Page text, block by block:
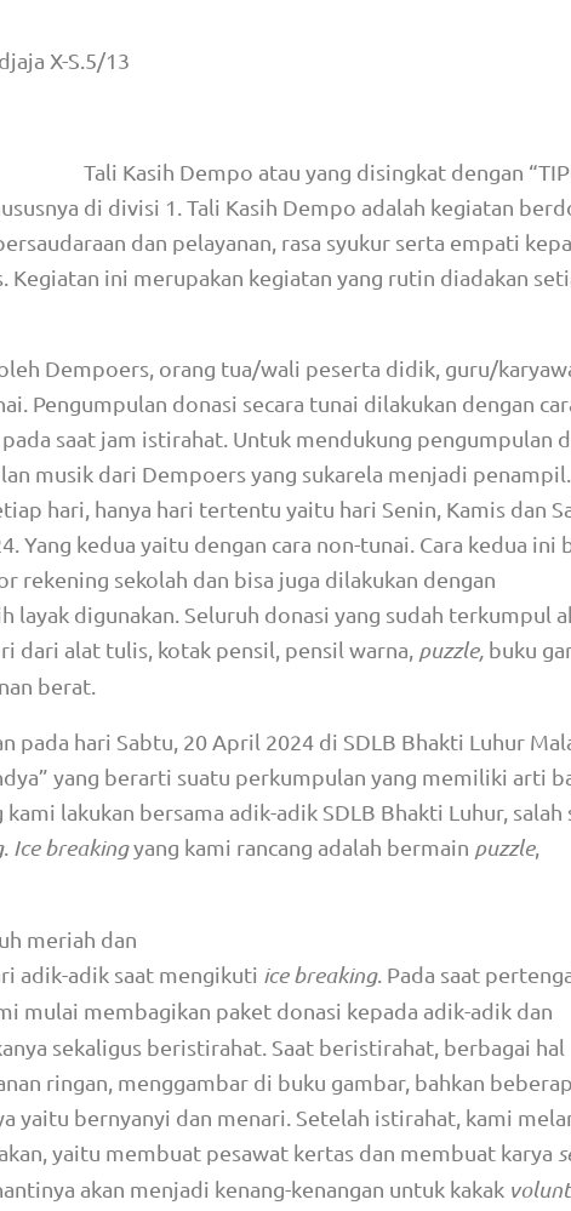
X-S.5/13
Tali Kasih Dempo atau yang disingkat dengan
di divisi 1. Tali Kasih Dempo adalah kegiatan
dan pelayanan, rasa syukur serta empati
Kegiatan ini merupakan kegiatan yang rutin diadakan
Dempoers, orang tua/wali peserta didik, guru/
Pengumpulan donasi secara tunai dilakukan dengan
saat jam istirahat. Untuk mendukung pengumpulan
musik dari Dempoers yang sukarela menjadi penampil.
hari, hanya hari tertentu yaitu hari Senin, Kamis dan
Yang kedua yaitu dengan cara non-tunai. Cara kedua ini
rekening sekolah dan bisa juga dilakukan dengan
layak digunakan. Seluruh donasi yang sudah terkumpul
dari alat tulis, kotak pensil, pensil warna, puzzle, buku
berat.
pada hari Sabtu, 20 April 2024 di SDLB Bhakti Luhur
yang berarti suatu perkumpulan yang memiliki arti
lakukan bersama adik-adik SDLB Bhakti Luhur, salah
. Ice breakingyang kami rancang adalah bermain puzzle,
meriah dan
adik-adik saat mengikuti ice breaking. Pada saat
mulai membagikan paket donasi kepada adik-adik dan
sekaligus beristirahat. Saat beristirahat, berbagai hal
ringan, menggambar di buku gambar, bahkan
yaitu bernyanyi dan menari. Setelah istirahat, kami
yaitu membuat pesawat kertas dan membuat karya
akan menjadi kenang-kenangan untuk kakak